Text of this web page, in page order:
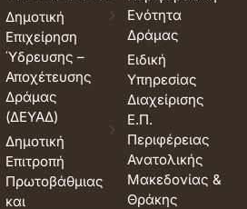
Δημοτική
Επιχείρηση
Ύδρευσης –
Αποχέτευσης
Δράμας
(ΔΕΥΑΔ)
Δημοτική
Επιτροπή
Πρωτοβάθμιας
και
Ενότητα
Δράμας
Ειδική
Υπηρεσίας
Διαχείρισης
Ε.Π.
Περιφέρειας
Ανατολικής
Μακεδονίας &
Θράκης